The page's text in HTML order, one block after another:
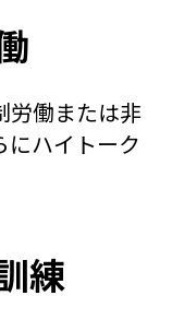
労働または非
にハイトーク
練